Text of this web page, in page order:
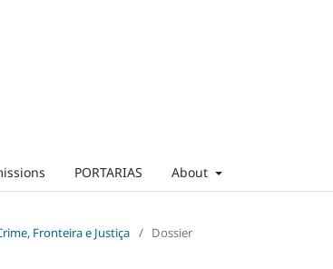
PORTARIAS About
Fronteira e Justiça / Dossier